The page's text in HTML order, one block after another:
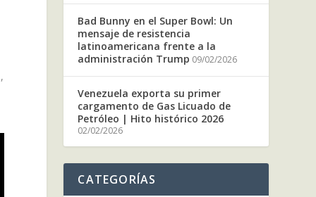
Bad Bunny en el Super Bowl: Un
mensaje de resistencia
latinoamericana frente a la
administración Trump 09/02/2026
Venezuela exporta su primer
cargamento de Gas Licuado de
Petróleo | Hito histórico 2026
02/02/2026
CATEGORÍAS